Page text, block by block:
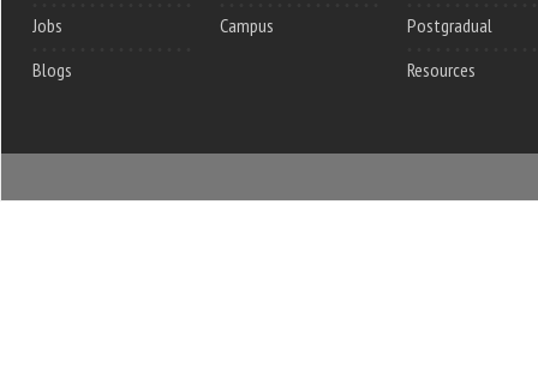
Jobs
Blogs
Campus
Postgradual
Resources